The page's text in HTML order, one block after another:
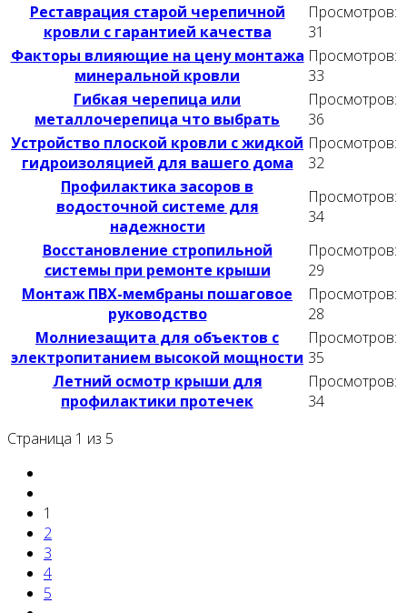
Реставрация старой черепичной
кровли с гарантией качества
Просмотров:
31
Факторы влияющие на цену монтажа
минеральной кровли
Просмотров:
33
Гибкая черепица или
металлочерепица что выбрать
Просмотров:
36
Устройство плоской кровли с жидкой
гидроизоляцией для вашего дома
Просмотров:
32
Профилактика засоров в
водосточной системе для
надежности
Просмотров:
34
Восстановление стропильной
системы при ремонте крыши
Просмотров:
29
Монтаж ПВХ-мембраны пошаговое
руководство
Просмотров:
28
Молниезащита для объектов с
электропитанием высокой мощности
Просмотров:
35
Летний осмотр крыши для
профилактики протечек
Просмотров:
34
Страница 1 из 5
1
2
3
4
5